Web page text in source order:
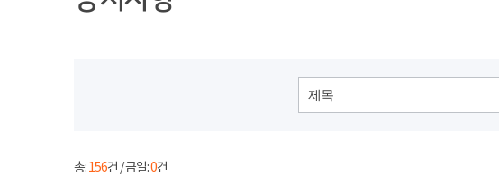
제목
총:156건 / 금일:0건